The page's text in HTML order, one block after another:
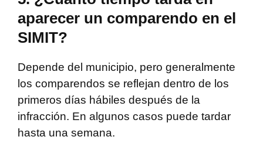
aparecer un comparendo en el
SIMIT?
Depende del municipio, pero generalmente
los comparendos se reflejan dentro de los
primeros días hábiles después de la
infracción. En algunos casos puede tardar
hasta una semana.